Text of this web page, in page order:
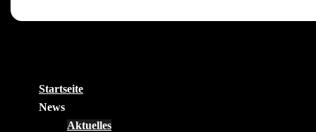
Startseite
News
Aktuelles